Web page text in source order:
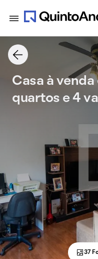
Casa à venda
quartos e 4
37